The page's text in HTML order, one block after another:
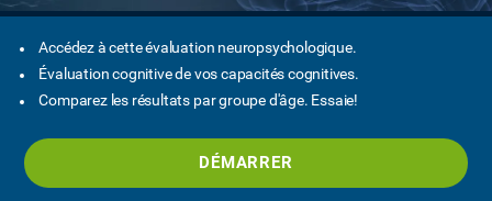
Accédez à cette évaluation neuropsychologique.
Évaluation cognitive de vos capacités cognitives.
Comparez les résultats par groupe d'âge. Essaie!
DÉMARRER